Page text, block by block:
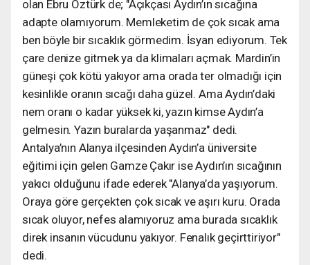
olan Ebru Öztürk de; "Açıkçası Aydın’ın sıcağına
adapte olamıyorum. Memleketim de çok sıcak ama
ben böyle bir sıcaklık görmedim. İsyan ediyorum. Tek
çare denize gitmek ya da klimaları açmak. Mardin’in
güneşi çok kötü yakıyor ama orada ter olmadığı için
kesinlikle oranın sıcağı daha güzel. Ama Aydın’daki
nem oranı o kadar yüksek ki, yazın kimse Aydın’a
gelmesin. Yazın buralarda yaşanmaz" dedi.
Antalya’nın Alanya ilçesinden Aydın’a üniversite
eğitimi için gelen Gamze Çakır ise Aydın’ın sıcağının
yakıcı olduğunu ifade ederek "Alanya’da yaşıyorum.
Oraya göre gerçekten çok sıcak ve aşırı kuru. Orada
sıcak oluyor, nefes alamıyoruz ama burada sıcaklık
direk insanın vücudunu yakıyor. Fenalık geçirttiriyor"
dedi.